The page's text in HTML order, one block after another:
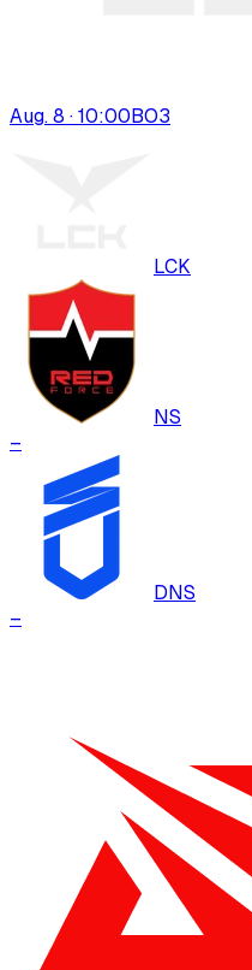
Aug. 8 · 10:00BO3
LCK
NS
–
DNS
–